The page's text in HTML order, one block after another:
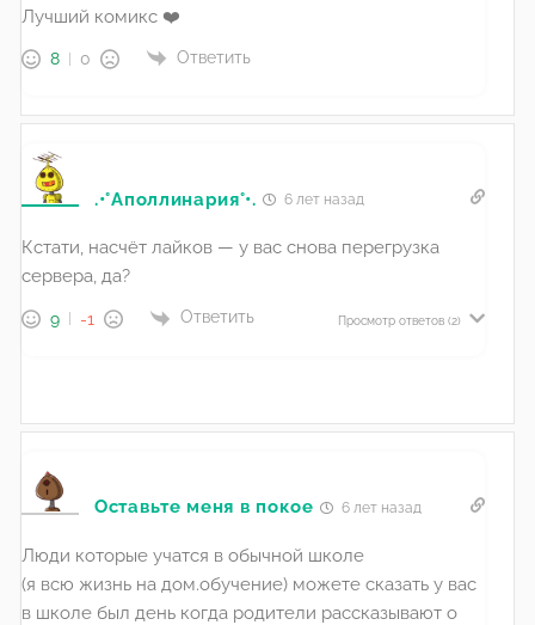
Лучший комикс ❤️
8 0 Ответить
.•°Аполлинария°•. 6 лет назад
Кстати, насчёт лайков — у вас снова перегрузка
сервера, да?
9 -1 Ответить Просмотр ответов (2)
Оставьте меня в покое 6 лет назад
Люди которые учатся в обычной школе
(я всю жизнь на дом.обучение) можете сказать у вас
в школе был день когда родители рассказывают о